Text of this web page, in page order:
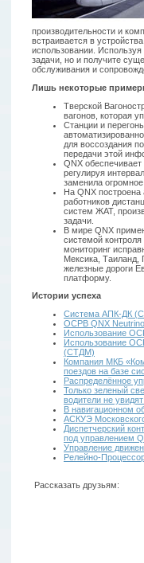
производительности и
встраивается в
использовании.
задачи, но и получите
обслуживания и
Лишь некоторые
Тверской
вагонов, которая
Станции и
для воссоздания
передачи этой
QNX
регулируя
заменила
На QNX
работников
систем ЖАТ,
задачи.
В мире QNX
системой
мониторинг
Мексика, Таиланд,
железные дороги
платформу.
Истории успеха
Система АПК-ДК
ОСРВ QNX Neutrino
Использование
Использование
(СТДМ)
Компания МКБ
поездов на базе
Распределённое
Только зеленый
водители не
В навигационном
АСКУЭ
Диспетчерский
под управлением
Управление
Релейно-
Рассказать друзьям: